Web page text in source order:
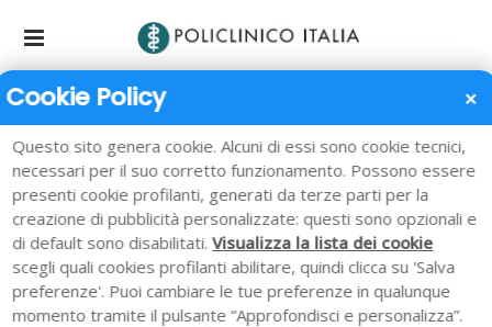
Class action
Home/Class action
Cookie Policy ✕
Questo sito genera cookie. Alcuni di essi sono cookie tecnici,
necessari per il suo corretto funzionamento. Possono essere
presenti cookie profilanti, generati da terze parti per la
creazione di pubblicità personalizzate: questi sono opzionali e
di default sono disabilitati.Visualizza la lista dei cookie
scegli quali cookies profilanti abilitare, quindi clicca su 'Salva
preferenze'. Puoi cambiare le tue preferenze in qualunque
momento tramite il pulsante “Approfondisci e personalizza”.